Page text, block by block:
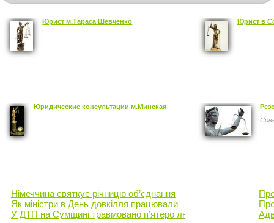
Юрист м.Тараса Шевченко
Юридические консультации м.Минская
Німеччина святкує річницю об’єднання
Як міністри в День довкілля працювали
У ДТП на Сумщині травмовано п’ятеро людей
Юрист в